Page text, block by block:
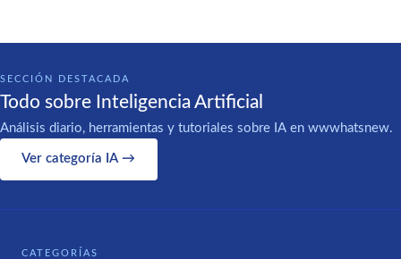
SECCIÓN DESTACADA
Todo sobre Inteligencia Artificial
Análisis diario, herramientas y tutoriales sobre IA en wwwhatsnew.
Ver categoría IA →
CATEGORÍAS